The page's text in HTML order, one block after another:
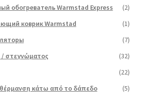
обогреватель Warmstad Express
(2)
коврик Warmstad
(1)
(7)
/ στεγνώματος
(32)
(22)
θέρμανση κάτω από το δάπεδο
(5)